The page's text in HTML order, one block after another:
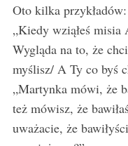
Oto kilka przykładów:
„Kiedy wziąłeś misia
Wygląda na to, że
myślisz/ A Ty co byś
„Martynka mówi, że
też mówisz, że
uważacie, że